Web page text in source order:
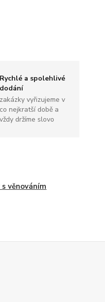
Rychlé a spolehlivé
dodání
zakázky vyřizujeme v
co nejkratší době a
vždy držíme slovo
s věnováním